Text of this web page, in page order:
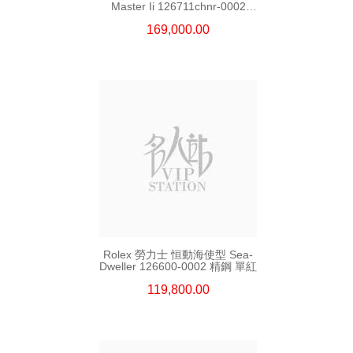
Master Ii 126711chnr-0002
169,000.00
Rolex 勞力士 恒動海使型 Sea-
Dweller 126600-0002 精鋼 單紅
119,800.00